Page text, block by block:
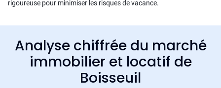
rigoureuse pour minimiser les risques de vacance.
Analyse chiffrée du marché
immobilier et locatif de
Boisseuil